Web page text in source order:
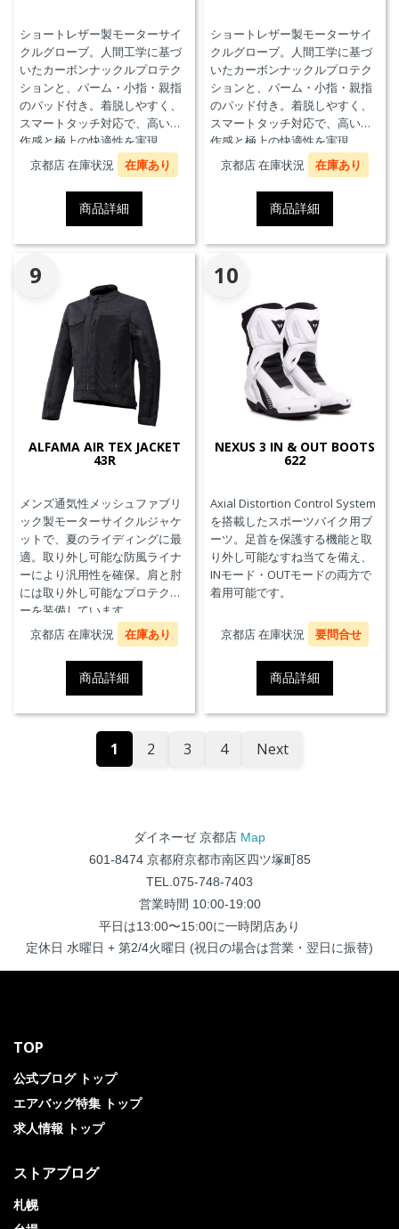
ショートレザー製モーターサイ
クルグローブ。人間工学に基づ
いたカーボンナックルプロテク
ションと、パーム・小指・親指
のパッド付き。着脱しやすく、
スマートタッチ対応で、高い操
作感と極上の快適性を実現。
京都店 在庫状況
在庫あり
商品詳細
ショートレザー製モーターサイ
クルグローブ。人間工学に基づ
いたカーボンナックルプロテク
ションと、パーム・小指・親指
のパッド付き。着脱しやすく、
スマートタッチ対応で、高い操
作感と極上の快適性を実現。
京都店 在庫状況
在庫あり
商品詳細
9
ALFAMA AIR TEX JACKET
43R
メンズ通気性メッシュファブリ
ック製モーターサイクルジャケ
ットで、夏のライディングに最
適。取り外し可能な防風ライナ
ーにより汎用性を確保。肩と肘
には取り外し可能なプロテクタ
ーを装備しています。
京都店 在庫状況
在庫あり
商品詳細
10
NEXUS 3 IN & OUT BOOTS
622
Axial Distortion Control System
を搭載したスポーツバイク用ブ
ーツ。足首を保護する機能と取
り外し可能なすね当てを備え、
INモード・OUTモードの両方で
着用可能です。
京都店 在庫状況 要問合せ
商品詳細
1 2 3 4 Next
ダイネーゼ 京都店 Map
601-8474 京都府京都市南区四ツ塚町85
TEL.075-748-7403
営業時間 10:00-19:00
平日は13:00〜15:00に一時閉店あり
定休日 水曜日 + 第2/4火曜日 (祝日の場合は営業・翌日に振替)
TOP
公式ブログ トップ
エアバッグ特集 トップ
求人情報 トップ
ストアブログ
札幌